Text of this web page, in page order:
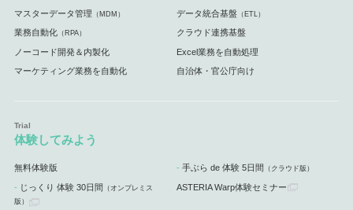
マスターデータ管理 （MDM） データ統合基盤 （ETL）
業務自動化（RPA） クラウド連携基盤
ノーコード開発＆内製化 Excel業務を自動処理
マーケティング業務を自動化 自治体・官公庁向け
体験してみよう
無料体験版 手ぶら de 体験 5日間 （クラウド版）
じっくり 体験 30日間 （オンプレミス
版）
ASTERIA Warp体験セミナー